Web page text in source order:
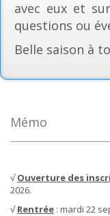
avec eux et
questions ou
Belle saison à
Mémo
√Ouverture des
2026.
√Rentrée : mardi 22